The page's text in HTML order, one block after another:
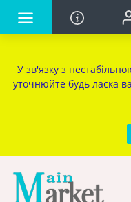
У зв'язку з
уточнюйте будь ласка